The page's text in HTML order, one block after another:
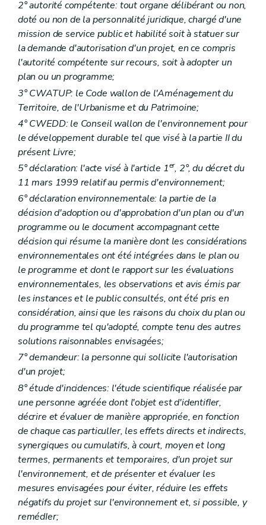
Art. D 72
Art. D 73
Art. D 74
Art. D 75
Art. D 76
Art. D 77
Chapitre IV Dispositions pénales
Art. D 78
Chapitre V Dispositions transitoires
Art. D 79
Art. D 80
Art. D 81
Partie VI
Art. D 82
Art. D 83
Art. D 84
Art. D 85
Art. D 86
Art. D 87
Art. D 88
Art. D 89
Art. D 90
Art. D 91
Art. D 92
Partie VII . - Responsabilité environnementale en ce qui concerne la prevention et la reparation des dommages environnementaux
Titre premier Objectifs
Art. D93
Titre II Définitions
Art. D94
Titre III Champ d'application
Art. D95
Art. D96
Art. D97
Titre IV Exclusions
Art. D98
Art. D99
Art. D100
Art. D101
Art. D102
Art. D103
Titre V Évaluation et réparation des dommages environnementaux
Chapitre premier Évaluation de l'étendue des dommages environnementaux causes aux espèces ou aux habitats
Art. D104
Chapitre II Réparation des dommages
Section première
2° autorité compétente: tout organe délibérant ou non,
doté ou non de la personnalité juridique, chargé d'une
mission de service public et habilité soit à statuer sur
la demande d'autorisation d'un projet, en ce compris
l'autorité compétente sur recours, soit à adopter un
plan ou un programme;
3° CWATUP: le Code wallon de l'Aménagement du
Territoire, de l'Urbanisme et du Patrimoine;
4° CWEDD: le Conseil wallon de l'environnement pour
le développement durable tel que visé à la partie II du
présent Livre;
5° déclaration: l'acte visé à l'article 1er, 2°, du décret du
11 mars 1999 relatif au permis d'environnement;
6° déclaration environnementale: la partie de la
décision d'adoption ou d'approbation d'un plan ou d'un
programme ou le document accompagnant cette
décision qui résume la manière dont les considérations
environnementales ont été intégrées dans le plan ou
le programme et dont le rapport sur les évaluations
environnementales, les observations et avis émis par
les instances et le public consultés, ont été pris en
considération, ainsi que les raisons du choix du plan ou
du programme tel qu'adopté, compte tenu des autres
solutions raisonnables envisagées;
7° demandeur: la personne qui sollicite l'autorisation
d'un projet;
8° étude d'incidences: l'étude scientifique réalisée par
une personne agréée dont l'objet est d'identifIer,
décrire et évaluer de manière appropriée, en fonction
de chaque cas particulIer, les effets directs et indirects,
synergiques ou cumulatifs, à court, moyen et long
termes, permanents et temporaires, d'un projet sur
l'environnement, et de présenter et évaluer les
mesures envisagées pour éviter, réduire les effets
négatifs du projet sur l'environnement et, si possible, y
remédIer;